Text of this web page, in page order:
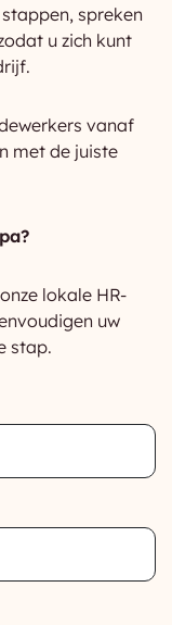
spreken
u zich kunt
vanaf
met de juiste
lokale HR-
uw
stap.